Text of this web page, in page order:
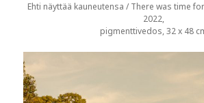
Ehti näyttää kauneutensa / There was time
2022,
pigmenttivedos, 32 x 48